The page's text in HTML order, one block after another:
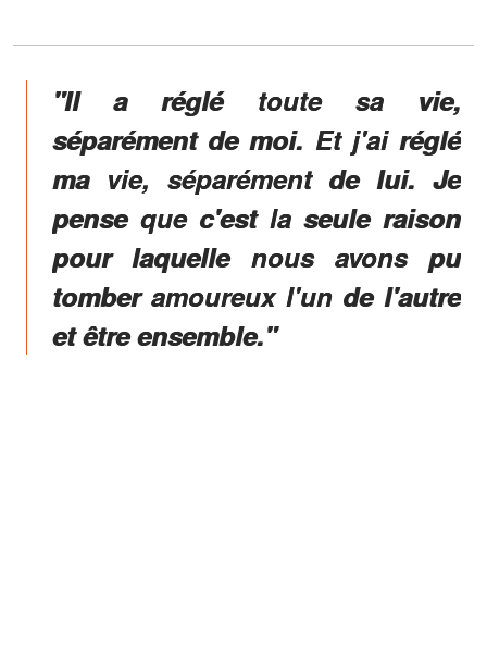
"Il a réglé toute sa vie,
séparément de moi. Et j'ai réglé
ma vie, séparément de lui. Je
pense que c'est la seule raison
pour laquelle nous avons pu
tomber amoureux l'un de l'autre
et être ensemble."